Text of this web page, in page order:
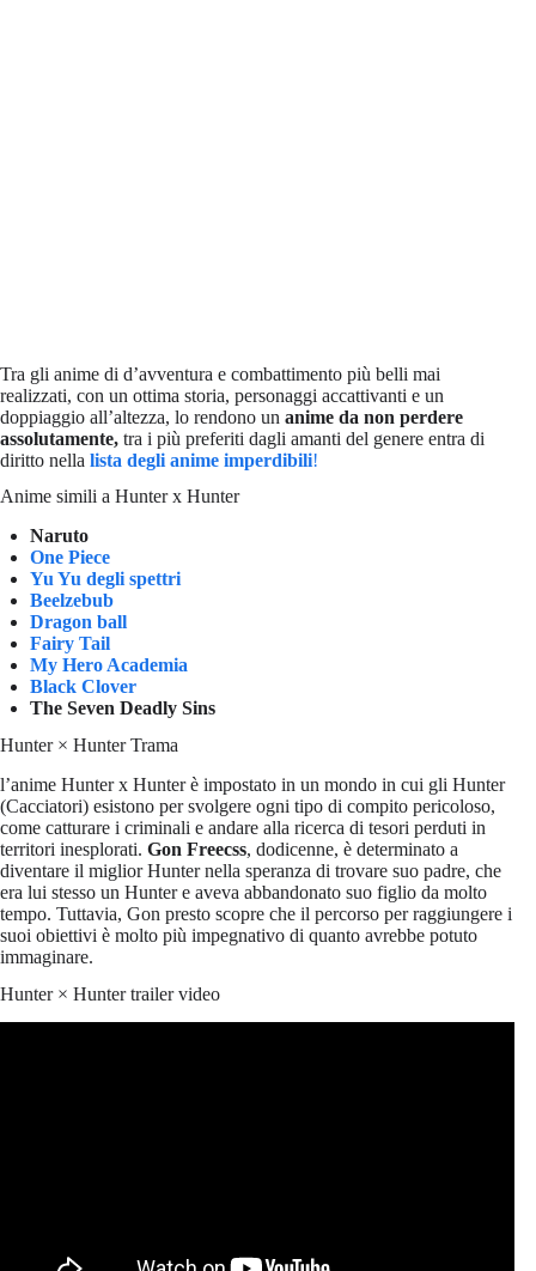
Tra gli anime di d’avventura e combattimento più belli mai
realizzati, con un ottima storia, personaggi accattivanti e un
doppiaggio all’altezza, lo rendono un anime da non perdere
assolutamente, tra i più preferiti dagli amanti del genere entra di
diritto nella lista degli anime imperdibili!
Anime simili a Hunter x Hunter
Naruto
One Piece
Yu Yu degli spettri
Beelzebub
Dragon ball
Fairy Tail
My Hero Academia
Black Clover
The Seven Deadly Sins
Hunter × Hunter Trama
l’anime Hunter x Hunter è impostato in un mondo in cui gli Hunter
(Cacciatori) esistono per svolgere ogni tipo di compito pericoloso,
come catturare i criminali e andare alla ricerca di tesori perduti in
territori inesplorati. Gon Freecss, dodicenne, è determinato a
diventare il miglior Hunter nella speranza di trovare suo padre, che
era lui stesso un Hunter e aveva abbandonato suo figlio da molto
tempo. Tuttavia, Gon presto scopre che il percorso per raggiungere i
suoi obiettivi è molto più impegnativo di quanto avrebbe potuto
immaginare.
Hunter × Hunter trailer video